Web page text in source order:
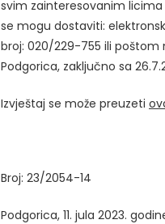
svim zainteresovanim
se mogu dostaviti:
broj: 020/229-755 ili poštom
Podgorica, zaključno sa
Izvještaj se može preuzeti
Broj: 23/2054-14
Podgorica, 11. jula 2023.